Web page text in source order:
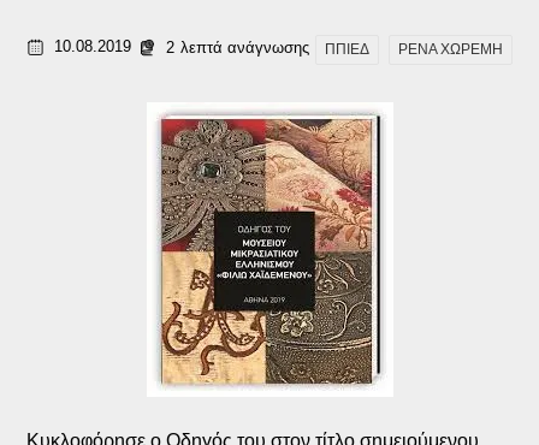
10.08.2019 2 λεπτά ανάγνωσης ΠΠΙΕΔ ΡΕΝΑ ΧΩΡΕΜΗ
Κυκλοφόρησε ο Οδηγός του στον τίτλο σημειούμενου